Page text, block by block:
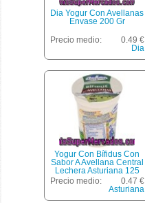
Dia Yogur Con Avellanas
Envase 200 Gr
Precio medio:
0.49 €
Dia
Yogur Con Bífidus Con
Sabor A Avellana Central
Lechera Asturiana 125
Gramos
Precio medio:
0.47 €
Asturiana